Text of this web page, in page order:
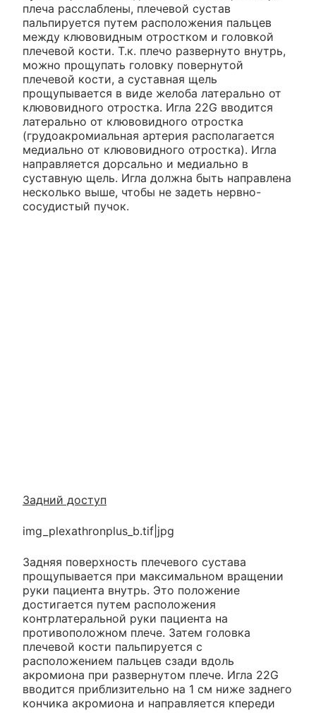
плеча расслаблены, плечевой сустав
пальпируется путем расположения пальцев
между клювовидным отростком и головкой
плечевой кости. Т.к. плечо развернуто внутрь,
можно прощупать головку повернутой
плечевой кости, а суставная щель
прощупывается в виде желоба латерально от
клювовидного отростка. Игла 22G вводится
латерально от клювовидного отростка
(грудоакромиальная артерия располагается
медиально от клювовидного отростка). Игла
направляется дорсально и медиально в
суставную щель. Игла должна быть направлена
несколько выше, чтобы не задеть нервно-
сосудистый пучок.
Задний доступ
img_plexathronplus_b.tif|jpg
Задняя поверхность плечевого сустава
прощупывается при максимальном вращении
руки пациента внутрь. Это положение
достигается путем расположения
контрлатеральной руки пациента на
противоположном плече. Затем головка
плечевой кости пальпируется с
расположением пальцев сзади вдоль
акромиона при развернутом плече. Игла 22G
вводится приблизительно на 1 см ниже заднего
кончика акромиона и направляется кпереди